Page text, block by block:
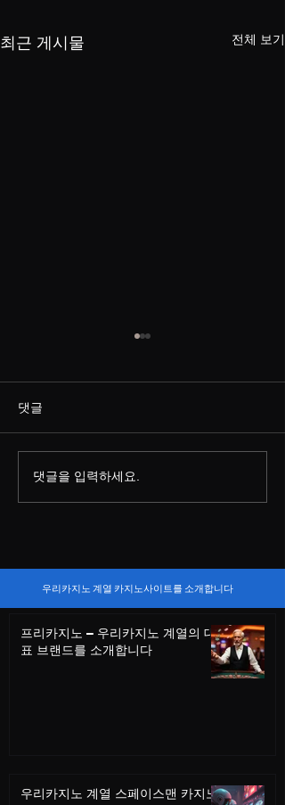
최근 게시물 전체 보기
카지노, 얼마나 중독성이
강할까? 담배와 비교해본
댓글
댓글을 입력하세요.
우리카지노 계열 카지노사이트를 소개합니다
프리카지노 – 우리카지노 계열의 대
표 브랜드를 소개합니다
우리카지노 계열 스페이스맨 카지노